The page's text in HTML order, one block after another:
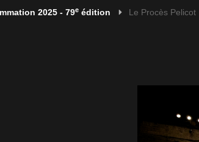
2025 - 79e édition Le Procès Pelicot